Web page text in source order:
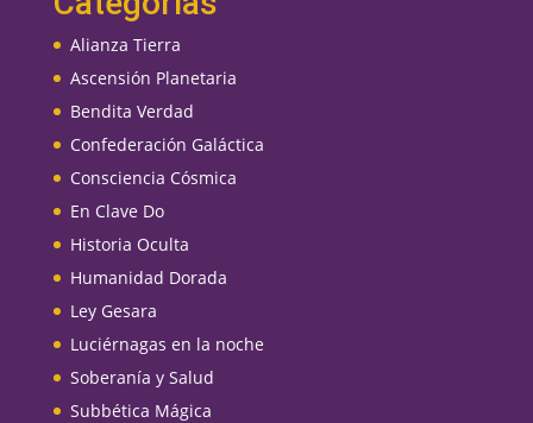
Alianza Tierra
Ascensión Planetaria
Bendita Verdad
Confederación Galáctica
Consciencia Cósmica
En Clave Do
Historia Oculta
Humanidad Dorada
Ley Gesara
Luciérnagas en la noche
Soberanía y Salud
Subbética Mágica